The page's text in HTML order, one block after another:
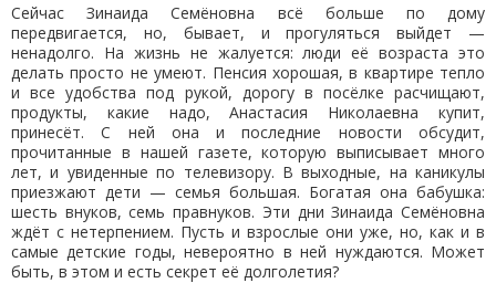
Сейчас Зинаида Семёновна всё больше по дому
передвигается, но, бывает, и прогуляться выйдет —
ненадолго. На жизнь не жалуется: люди её возраста это
делать просто не умеют. Пенсия хорошая, в квартире тепло
и все удобства под рукой, дорогу в посёлке расчищают,
продукты, какие надо, Анастасия Николаевна купит,
принесёт. С ней она и последние новости обсудит,
прочитанные в нашей газете, которую выписывает много
лет, и увиденные по телевизору. В выходные, на каникулы
приезжают дети — семья большая. Богатая она бабушка:
шесть внуков, семь правнуков. Эти дни Зинаида Семёновна
ждёт с нетерпением. Пусть и взрослые они уже, но, как и в
самые детские годы, невероятно в ней нуждаются. Может
быть, в этом и есть секрет её долголетия?